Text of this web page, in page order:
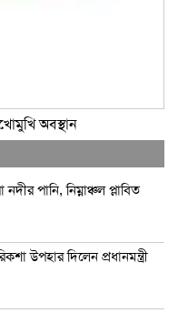
অবস্থান
পানি, নিম্নাঞ্চল প্লাবিত
উপহার দিলেন প্রধানমন্ত্রী